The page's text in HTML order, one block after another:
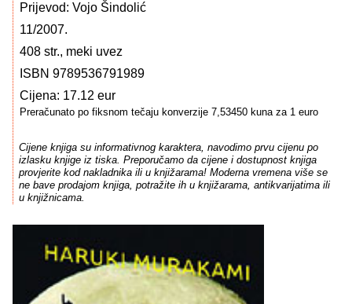
Prijevod: Vojo Šindolić
11/2007.
408 str., meki uvez
ISBN 9789536791989
Cijena: 17.12 eur
Preračunato po fiksnom tečaju konverzije 7,53450 kuna za 1 euro
Cijene knjiga su informativnog karaktera, navodimo prvu cijenu po
izlasku knjige iz tiska. Preporučamo da cijene i dostupnost knjiga
provjerite kod nakladnika ili u knjižarama! Moderna vremena više se
ne bave prodajom knjiga, potražite ih u knjižarama, antikvarijatima ili
u knjižnicama.